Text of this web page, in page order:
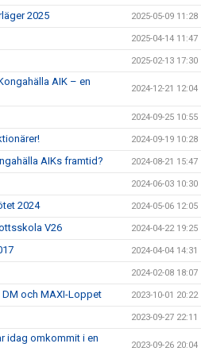
2025 2025-05-09 11:28
2025-04-14 11:47
2025-02-13 17:30
AIK – en
2024-12-21 12:04
2024-09-25 10:55
2024-09-19 10:28
AIKs framtid? 2024-08-21 15:47
2024-06-03 10:30
2024 2024-05-06 12:05
V26 2024-04-22 19:25
2024-04-04 14:31
2024-02-08 18:07
och MAXI-Loppet 2023-10-01 20:22
2023-09-27 22:11
idag omkommit i en
2023-09-26 20:04